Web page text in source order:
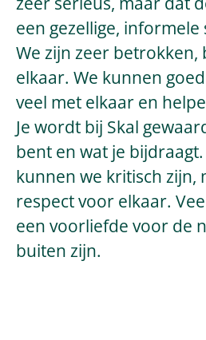
een gezellige, informele
We zijn zeer betrokken,
elkaar. We kunnen
veel met elkaar en
Je wordt bij Skal
bent en wat je
kunnen we kritisch zijn,
respect voor elkaar.
een voorliefde voor de
buiten zijn.